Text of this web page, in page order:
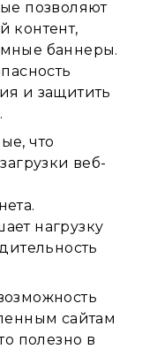
позволяют
контент,
баннеры.
и защитить
что
веб-
нагрузку
сайтам
полезно в